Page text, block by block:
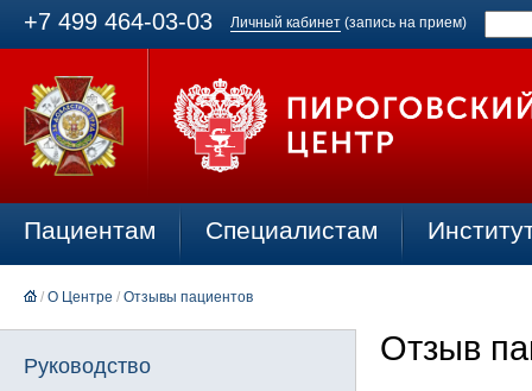
+7 499 464-03-03 Личный кабинет (запись на прием)
Пациентам Специалистам
/ О Центре / Отзывы пациентов
Руководство Отзыв